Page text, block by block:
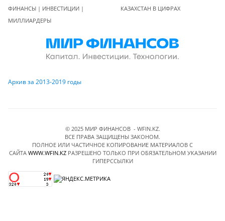
ФИНАНСЫ | ИНВЕСТИЦИИ |
МИЛЛИАРДЕРЫ
КАЗАХСТАН В ЦИФРАХ
Архив за 2013-2019 годы
© 2025 МИР ФИНАНСОВ - WFIN.KZ.
ВСЕ ПРАВА ЗАЩИЩЕНЫ ЗАКОНОМ.
ПОЛНОЕ ИЛИ ЧАСТИЧНОЕ КОПИРОВАНИЕ МАТЕРИАЛОВ C
САЙТА WWW.WFIN.KZРАЗРЕШЕНО ТОЛЬКО ПРИ ОБЯЗАТЕЛЬНОМ УКАЗАНИИ
ГИПЕРССЫЛКИ